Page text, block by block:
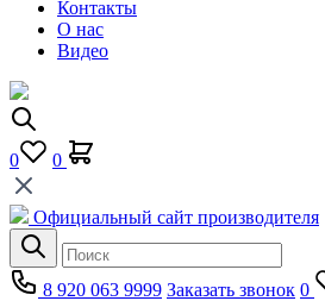
Контакты
О нас
Видео
0 0
Официальный сайт производителя
8 920 063 9999 Заказать звонок 0